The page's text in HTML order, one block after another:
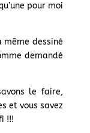
pour moi
dessiné
demandé
le faire,
et vous savez
!!!